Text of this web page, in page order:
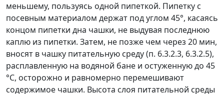
меньшему, пользуясь одной пипеткой. Пипетку с
посевным материалом держат под углом 45°, касаясь
концом пипетки дна чашки, не выдувая последнюю
каплю из пипетки. Затем, не позже чем через 20 мин,
вносят в чашку питательную среду (п. 6.3.2.3, 6.3.2.5),
расплавленную на водяной бане и остуженную до 45
°С, осторожно и равномерно перемешивают
содержимое чашки. Высота слоя питательной среды